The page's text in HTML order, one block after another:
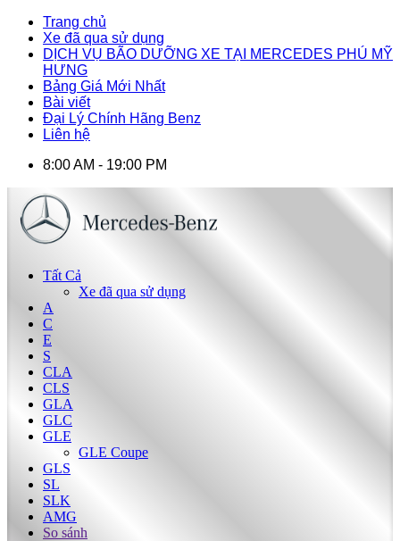
Trang chủ
Xe đã qua sử dụng
DỊCH VỤ BÃO DƯỠNG XE TẠI MERCEDES PHÚ MỸ
HƯNG
Bảng Giá Mới Nhất
Bài viết
Đại Lý Chính Hãng Benz
Liên hệ
8:00 AM - 19:00 PM
Tất Cả
Xe đã qua sử dụng
A
C
E
S
CLA
CLS
GLA
GLC
GLE
GLE Coupe
GLS
SL
SLK
AMG
So sánh